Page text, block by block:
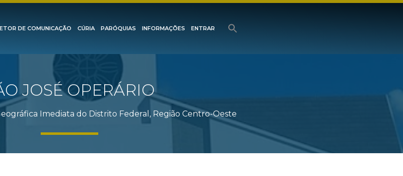
DE COMUNICAÇÃO CÚRIA PARÓQUIAS INFORMAÇÕES ENTRAR
JOSÉ OPERÁRIO
Imediata do Distrito Federal, Região Centro-Oeste